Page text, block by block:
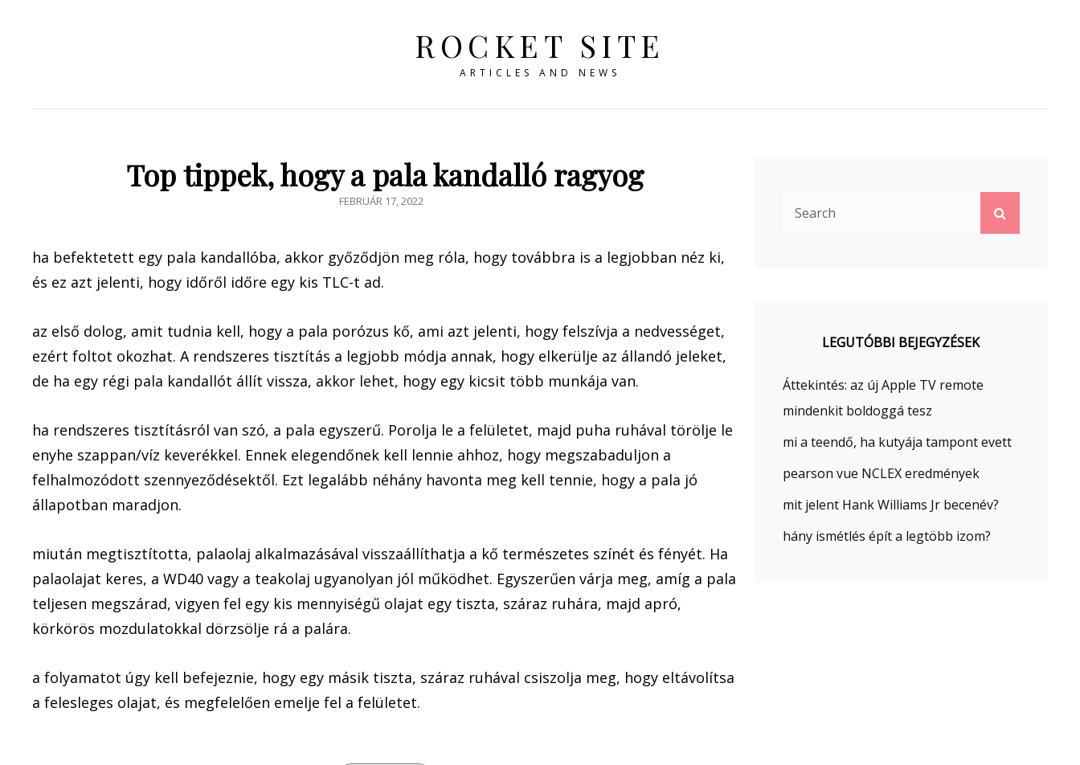
ROCKET SITE
ARTICLES AND NEWS
Top tippek, hogy a pala kandalló ragyog
POSTED
FEBRUÁR 17, 2022
ha befektetett egy pala kandallóba, akkor győződjön meg róla, hogy továbbra is a legjobban néz ki,
és ez azt jelenti, hogy időről időre egy kis TLC-t ad.
az első dolog, amit tudnia kell, hogy a pala porózus kő, ami azt jelenti, hogy felszívja a nedvességet,
ezért foltot okozhat. A rendszeres tisztítás a legjobb módja annak, hogy elkerülje az állandó jeleket,
de ha egy régi pala kandallót állít vissza, akkor lehet, hogy egy kicsit több munkája van.
ha rendszeres tisztításról van szó, a pala egyszerű. Porolja le a felületet, majd puha ruhával törölje le
enyhe szappan/víz keverékkel. Ennek elegendőnek kell lennie ahhoz, hogy megszabaduljon a
felhalmozódott szennyeződésektől. Ezt legalább néhány havonta meg kell tennie, hogy a pala jó
állapotban maradjon.
miután megtisztította, palaolaj alkalmazásával visszaállíthatja a kő természetes színét és fényét. Ha
palaolajat keres, a WD40 vagy a teakolaj ugyanolyan jól működhet. Egyszerűen várja meg, amíg a pala
teljesen megszárad, vigyen fel egy kis mennyiségű olajat egy tiszta, száraz ruhára, majd apró,
körkörös mozdulatokkal dörzsölje rá a palára.
a folyamatot úgy kell befejeznie, hogy egy másik tiszta, száraz ruhával csiszolja meg, hogy eltávolítsa
a felesleges olajat, és megfelelően emelje fel a felületet.
LEGUTÓBBI BEJEGYZÉSEK
Áttekintés: az új Apple TV remote
mindenkit boldoggá tesz
mi a teendő, ha kutyája tampont evett
pearson vue NCLEX eredmények
mit jelent Hank Williams Jr becenév?
hány ismétlés épít a legtöbb izom?